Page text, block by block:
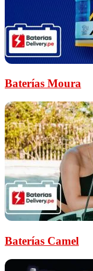
Baterías Moura
Baterías Camel